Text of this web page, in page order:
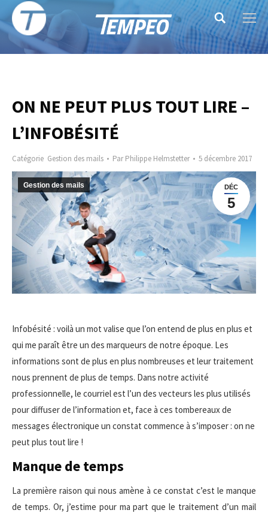
Search:
ON NE PEUT PLUS TOUT LIRE –
L’INFOBÉSITÉ
Catégorie Gestion des mails ParPhilippe Helmstetter 5 décembre 2017
DÉC
5
Gestion des mails
Infobésité : voilà un mot valise que l’on entend de plus en plus et
qui me paraît être un des marqueurs de notre époque. Les
informations sont de plus en plus nombreuses et leur traitement
nous prennent de plus de temps. Dans notre activité
professionnelle, le courriel est l’un des vecteurs les plus utilisés
pour diffuser de l’information et, face à ces tombereaux de
messages électronique un constat commence à s’imposer : on ne
peut plus tout lire !
Manque de temps
La première raison qui nous amène à ce constat c’est le manque
de temps. Or, j’estime pour ma part que le traitement d’un mail